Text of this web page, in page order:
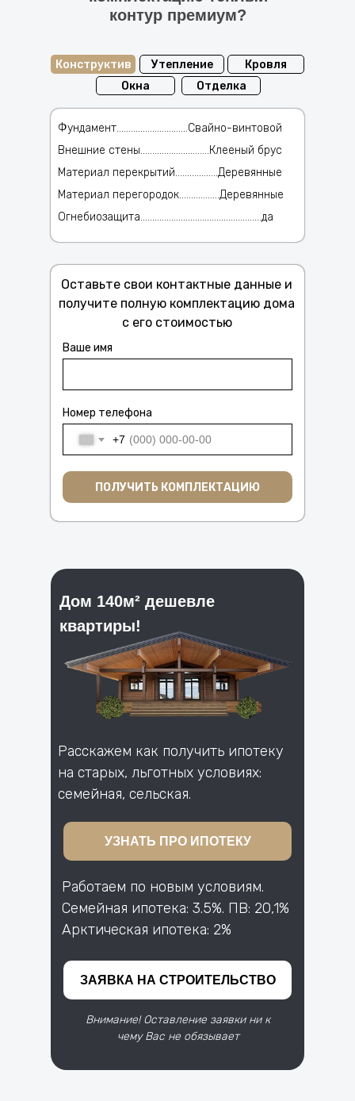
контур премиум?
Конструктив Утепление
Кровля
Окна
Отделка
Фундамент..............................Свайно-винтовой
Внешние стены.............................Клееный брус
Материал перекрытий..................Деревянные
Материал перегородок.................Деревянные
Огнебиозащита...................................................да
Ваше имя
Номер телефона
+7
ПОЛУЧИТЬ КОМПЛЕКТАЦИЮ
Оставьте свои контактные данные и
получите полную комплектацию дома
с его стоимостью
Дом 140м² дешевле
квартиры!
Расскажем как получить ипотеку
на старых, льготных условиях:
семейная, сельская.
Работаем по новым условиям.
Семейная ипотека: 3.5%. ПВ: 20,1%
Арктическая ипотека: 2%
УЗНАТЬ ПРО ИПОТЕКУ
ЗАЯВКА НА СТРОИТЕЛЬСТВО
Внимание! Оставление заявки ни к
чему Вас не обязывает